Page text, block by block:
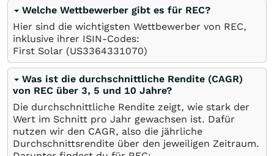
Welche Wettbewerber gibt es für REC?
Hier sind die wichtigsten Wettbewerber von REC,
inklusive ihrer ISIN-Codes:
First Solar (US3364331070)
Was ist die durchschnittliche Rendite (CAGR)
von REC über 3, 5 und 10 Jahre?
Die durchschnittliche Rendite zeigt, wie stark der
Wert im Schnitt pro Jahr gewachsen ist. Dafür
nutzen wir den CAGR, also die jährliche
Durchschnittsrendite über den jeweiligen Zeitraum.